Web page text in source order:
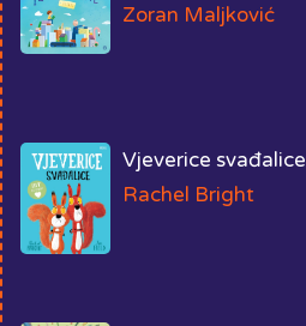
Zoran Maljković
Vjeverice svađalice
Rachel Bright